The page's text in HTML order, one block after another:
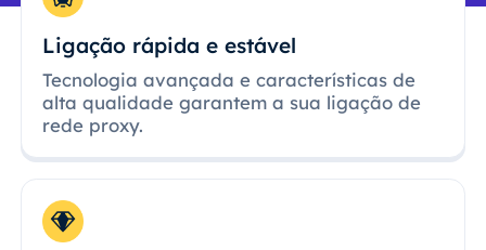
Ligação rápida e estável
Tecnologia avançada e características de
alta qualidade garantem a sua ligação de
rede proxy.